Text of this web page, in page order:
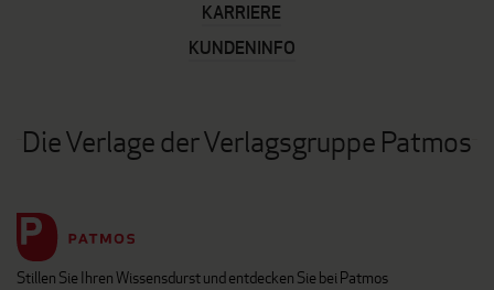
KARRIERE
KUNDENINFO
Die Verlage der Verlagsgruppe Patmos
Stillen Sie Ihren Wissensdurst und entdecken Sie bei Patmos